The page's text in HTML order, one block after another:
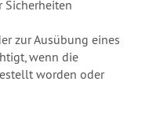
Sicherheiten
zur Ausübung eines
wenn die
worden oder